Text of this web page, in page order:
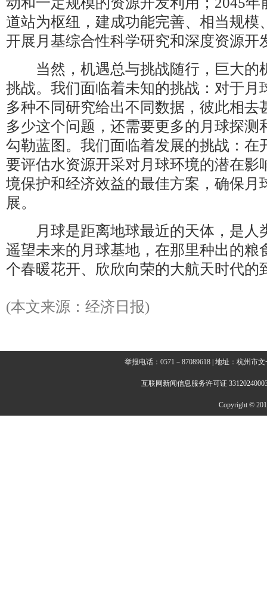
道站为枢纽，建成功能完善、相当规模
开展月基综合性科学研究和深度资源开
当然，机遇总与挑战随行，巨大的
挑战。我们面临着未知的挑战：对于月
多种不同研究给出不同数据，彼此相去
多少这个问题，还需要更多的月球探测
勾勒蓝图。我们面临着发展的挑战：在
要评估水资源开采对月球环境的潜在影
境保护和经济效益的最佳方案，确保月
展。
月球是距离地球最近的天体，是人
遥望未来的月球基地，在那里种出的粮
个春暖花开、欣欣向荣的大航天时代的
(本文来源：经济日报)
举报电话：0571－87089618 | 地址：杭州市
互联网新闻信息服务许可证
Copyright ©